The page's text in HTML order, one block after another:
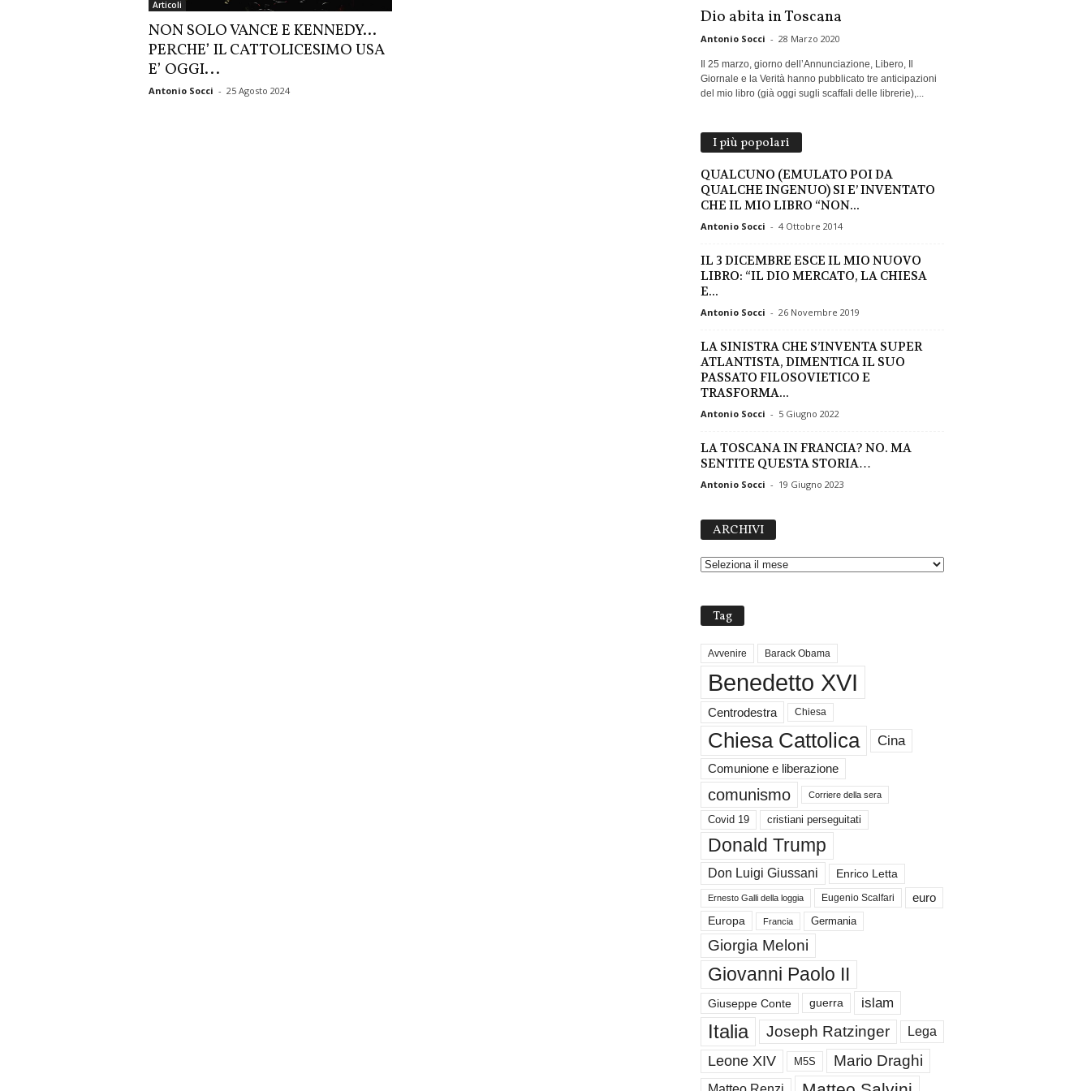
Articoli
NON SOLO VANCE E KENNEDY…
PERCHE’ IL CATTOLICESIMO USA
E’ OGGI...
Antonio Socci - 25 Agosto 2024
Dio abita in Toscana
Antonio Socci - 28 Marzo 2020
Il 25 marzo, giorno dell’Annunciazione, Libero, Il
Giornale e la Verità hanno pubblicato tre anticipazioni
del mio libro (già oggi sugli scaffali delle librerie),...
I più popolari
QUALCUNO (EMULATO POI DA
QUALCHE INGENUO) SI E’ INVENTATO
CHE IL MIO LIBRO “NON...
Antonio Socci - 4 Ottobre 2014
IL 3 DICEMBRE ESCE IL MIO NUOVO
LIBRO: “IL DIO MERCATO, LA CHIESA
E...
Antonio Socci - 26 Novembre 2019
LA SINISTRA CHE S’INVENTA SUPER
ATLANTISTA, DIMENTICA IL SUO
PASSATO FILOSOVIETICO E
TRASFORMA...
Antonio Socci - 5 Giugno 2022
LA TOSCANA IN FRANCIA? NO. MA
SENTITE QUESTA STORIA…
Antonio Socci - 19 Giugno 2023
ARCHIVI
H
Tag
Avvenire Barack Obama
Benedetto XVI
Centrodestra Chiesa
Chiesa Cattolica Cina
Comunione e liberazione
comunismo Corriere della sera
Covid 19 cristiani perseguitati
Donald Trump
Don Luigi Giussani Enrico Letta
Ernesto Galli della loggia Eugenio Scalfari euro
Europa Francia Germania
Giorgia Meloni
Giovanni Paolo II
Giuseppe Conte guerra islam
Italia Joseph Ratzinger Lega
Leone XIV M5S Mario Draghi